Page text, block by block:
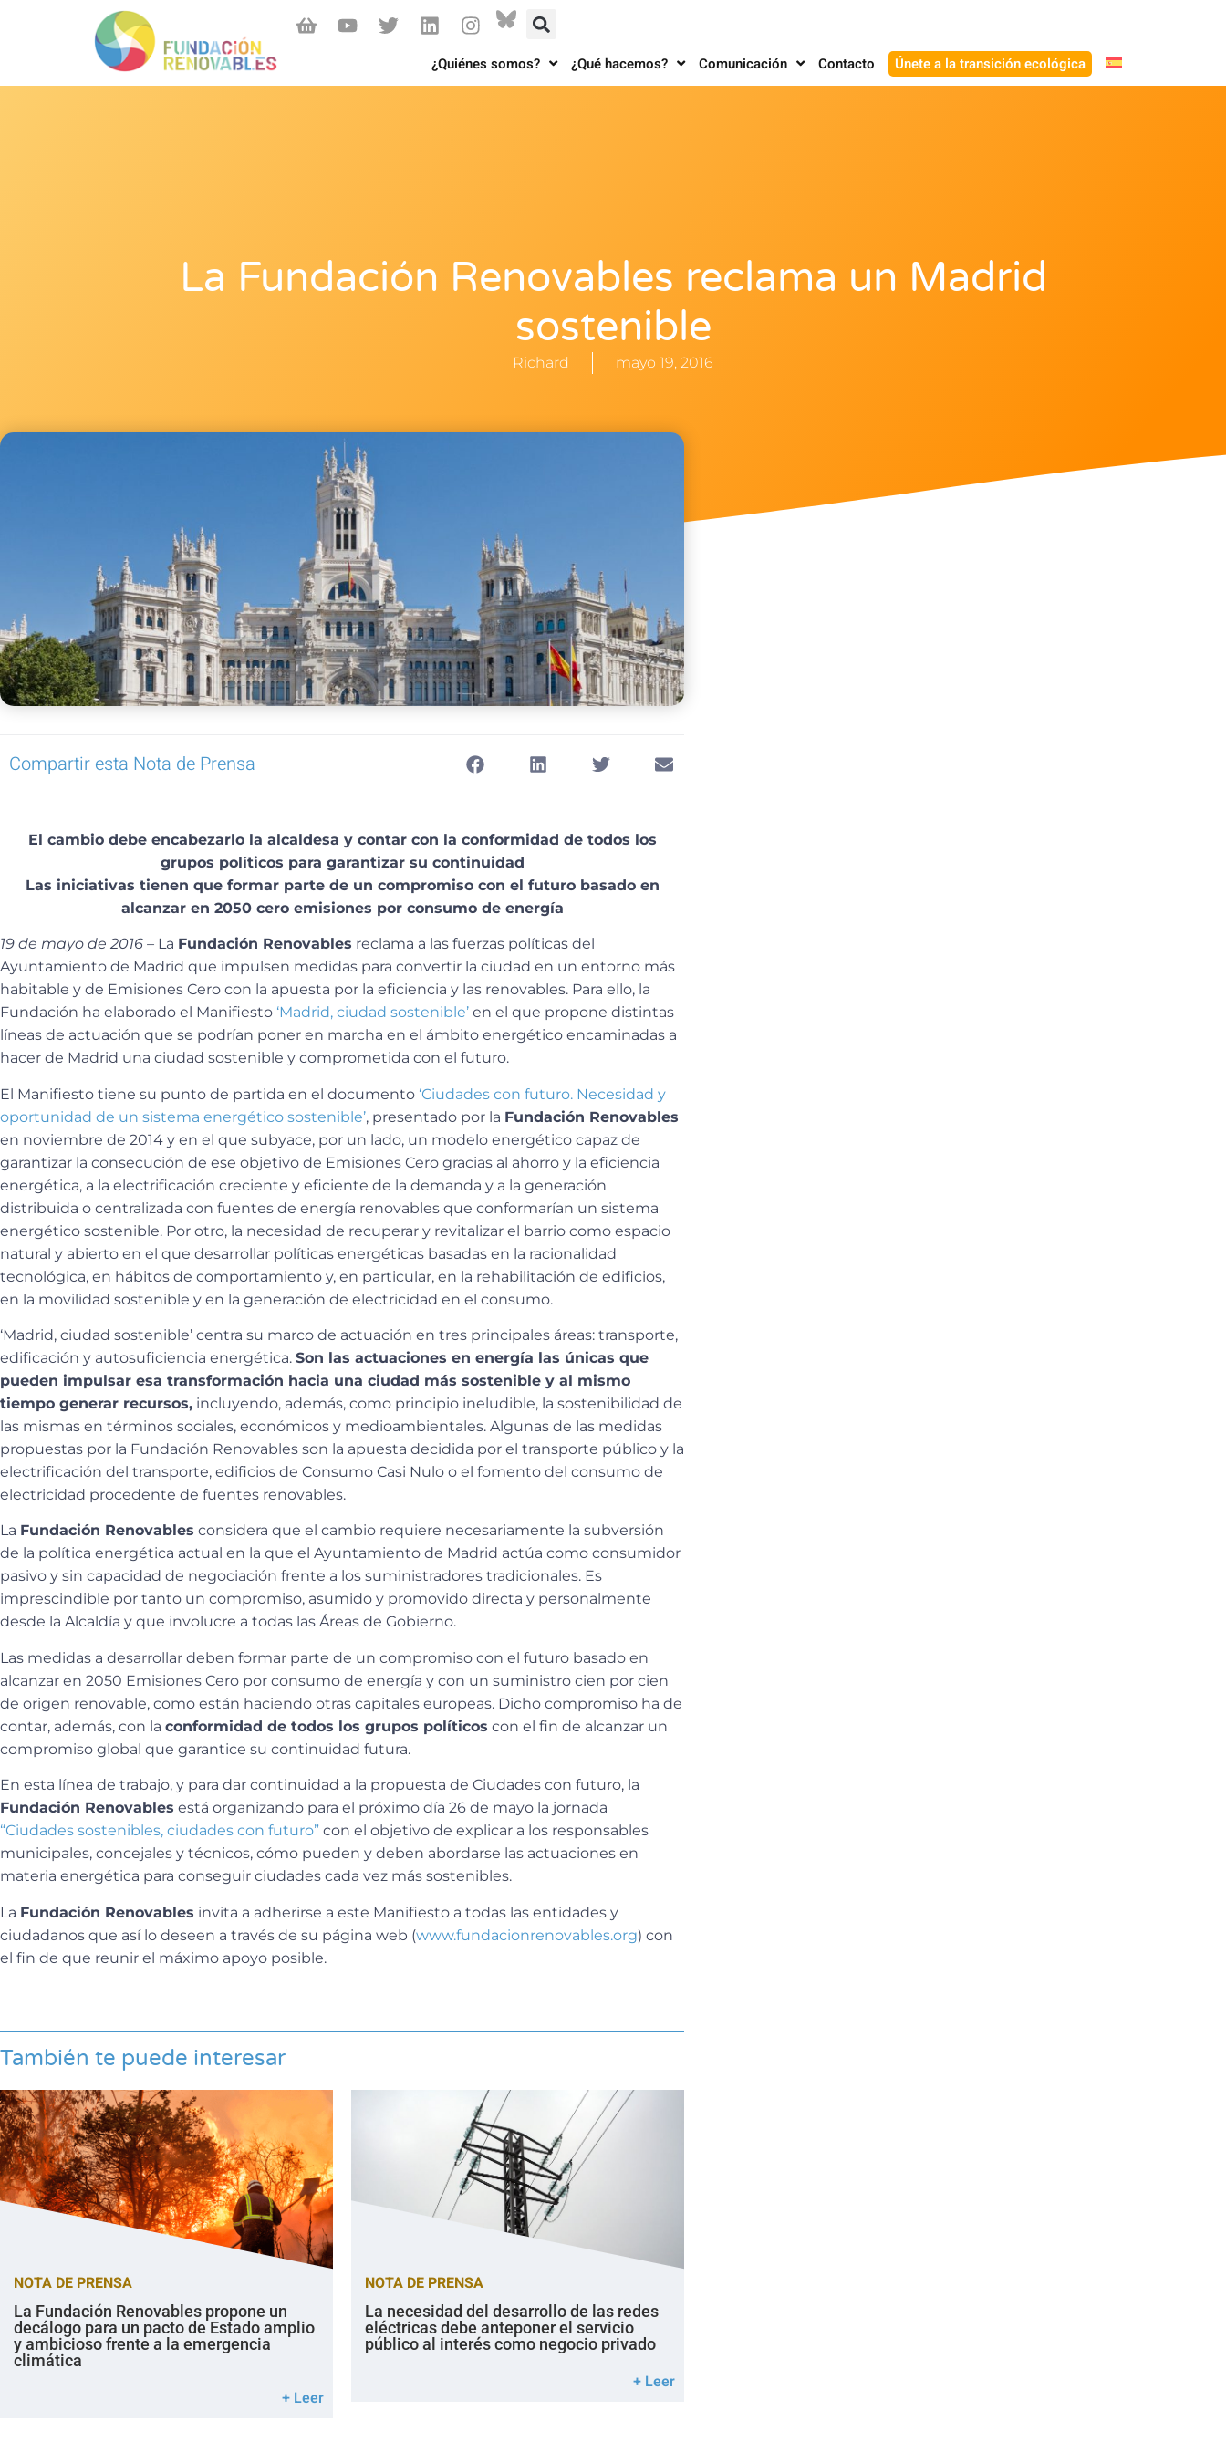
¿Quiénes somos? ¿Qué hacemos? Comunicación Contacto Únete a la transición ecológica
La Fundación Renovables reclama un Madrid
sostenible
Richard mayo 19, 2016
Compartir esta Nota de Prensa
El cambio debe encabezarlo la alcaldesa y contar con la conformidad de todos los
grupos políticos para garantizar su continuidad
Las iniciativas tienen que formar parte de un compromiso con el futuro basado en
alcanzar en 2050 cero emisiones por consumo de energía
19 de mayo de 2016 – La Fundación Renovables reclama a las fuerzas políticas del
Ayuntamiento de Madrid que impulsen medidas para convertir la ciudad en un entorno más
habitable y de Emisiones Cero con la apuesta por la eficiencia y las renovables. Para ello, la
Fundación ha elaborado el Manifiesto ‘Madrid, ciudad sostenible’ en el que propone distintas
líneas de actuación que se podrían poner en marcha en el ámbito energético encaminadas a
hacer de Madrid una ciudad sostenible y comprometida con el futuro.
El Manifiesto tiene su punto de partida en el documento ‘Ciudades con futuro. Necesidad y
oportunidad de un sistema energético sostenible’, presentado por la Fundación Renovables
en noviembre de 2014 y en el que subyace, por un lado, un modelo energético capaz de
garantizar la consecución de ese objetivo de Emisiones Cero gracias al ahorro y la eficiencia
energética, a la electrificación creciente y eficiente de la demanda y a la generación
distribuida o centralizada con fuentes de energía renovables que conformarían un sistema
energético sostenible. Por otro, la necesidad de recuperar y revitalizar el barrio como espacio
natural y abierto en el que desarrollar políticas energéticas basadas en la racionalidad
tecnológica, en hábitos de comportamiento y, en particular, en la rehabilitación de edificios,
en la movilidad sostenible y en la generación de electricidad en el consumo.
‘Madrid, ciudad sostenible’ centra su marco de actuación en tres principales áreas: transporte,
edificación y autosuficiencia energética. Son las actuaciones en energía las únicas que
pueden impulsar esa transformación hacia una ciudad más sostenible y al mismo
tiempo generar recursos, incluyendo, además, como principio ineludible, la sostenibilidad de
las mismas en términos sociales, económicos y medioambientales. Algunas de las medidas
propuestas por la Fundación Renovables son la apuesta decidida por el transporte público y la
electrificación del transporte, edificios de Consumo Casi Nulo o el fomento del consumo de
electricidad procedente de fuentes renovables.
La Fundación Renovables considera que el cambio requiere necesariamente la subversión
de la política energética actual en la que el Ayuntamiento de Madrid actúa como consumidor
pasivo y sin capacidad de negociación frente a los suministradores tradicionales. Es
imprescindible por tanto un compromiso, asumido y promovido directa y personalmente
desde la Alcaldía y que involucre a todas las Áreas de Gobierno.
Las medidas a desarrollar deben formar parte de un compromiso con el futuro basado en
alcanzar en 2050 Emisiones Cero por consumo de energía y con un suministro cien por cien
de origen renovable, como están haciendo otras capitales europeas. Dicho compromiso ha de
contar, además, con la conformidad de todos los grupos políticos con el fin de alcanzar un
compromiso global que garantice su continuidad futura.
En esta línea de trabajo, y para dar continuidad a la propuesta de Ciudades con futuro, la
Fundación Renovables está organizando para el próximo día 26 de mayo la jornada
“Ciudades sostenibles, ciudades con futuro” con el objetivo de explicar a los responsables
municipales, concejales y técnicos, cómo pueden y deben abordarse las actuaciones en
materia energética para conseguir ciudades cada vez más sostenibles.
La Fundación Renovables invita a adherirse a este Manifiesto a todas las entidades y
ciudadanos que así lo deseen a través de su página web (www.fundacionrenovables.org) con
el fin de que reunir el máximo apoyo posible.
También te puede interesar
NOTA DE PRENSA
La Fundación Renovables propone un
decálogo para un pacto de Estado amplio
y ambicioso frente a la emergencia
climática
+ Leer
NOTA DE PRENSA
La necesidad del desarrollo de las redes
eléctricas debe anteponer el servicio
público al interés como negocio privado
+ Leer